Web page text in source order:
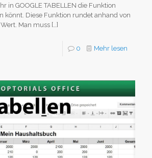
in GOOGLE TABELLEN die Funktion
könnt. Diese Funktion rundet anhand von
Man muss […]
0 Mehr lesen